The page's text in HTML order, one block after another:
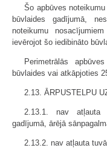
Šo apbūves
būvlaides gadījumā,
noteikumu
ievērojot šo iedibināto
Perimetrālās
būvlaides vai atkāpjoties
2.13. ĀRPUSTELPU
2.13.1. nav atļauta
gadījumā, ārējā
2.13.2. nav atļauta